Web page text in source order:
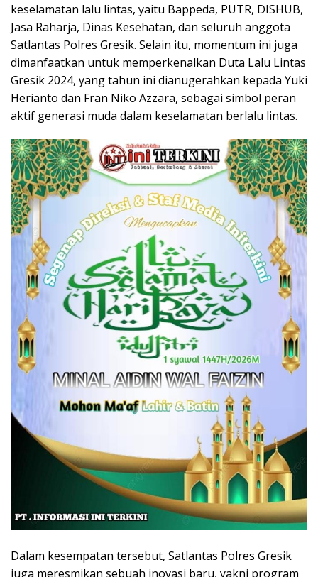
keselamatan lalu lintas, yaitu Bappeda, PUTR, DISHUB,
Jasa Raharja, Dinas Kesehatan, dan seluruh anggota
Satlantas Polres Gresik. Selain itu, momentum ini juga
dimanfaatkan untuk memperkenalkan Duta Lalu Lintas
Gresik 2024, yang tahun ini dianugerahkan kepada Yuki
Herianto dan Fran Niko Azzara, sebagai simbol peran
aktif generasi muda dalam keselamatan berlalu lintas.
Dalam kesempatan tersebut, Satlantas Polres Gresik
juga meresmikan sebuah inovasi baru, yakni program